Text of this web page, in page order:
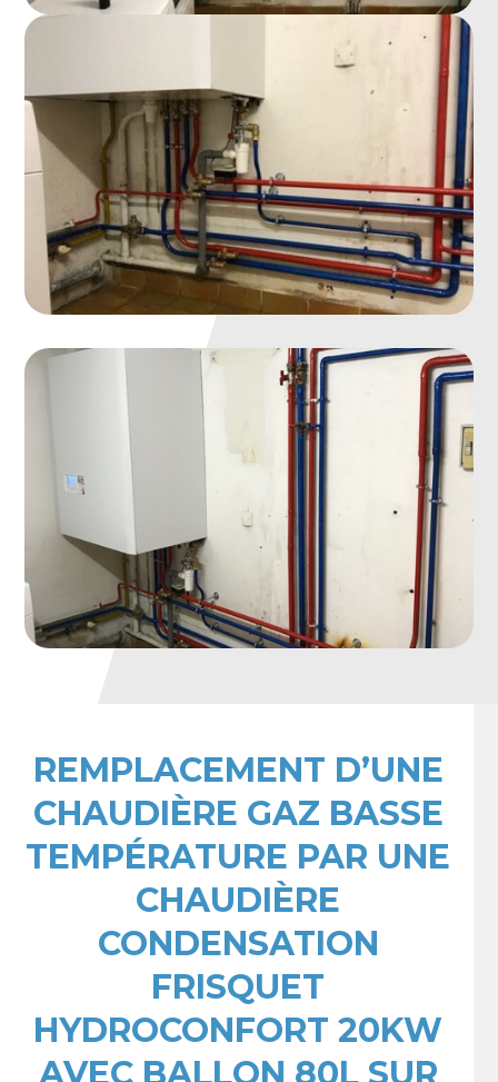
REMPLACEMENT D’UNE
CHAUDIÈRE GAZ BASSE
TEMPÉRATURE PAR UNE
CHAUDIÈRE
CONDENSATION
FRISQUET
HYDROCONFORT 20KW
AVEC BALLON 80L SUR